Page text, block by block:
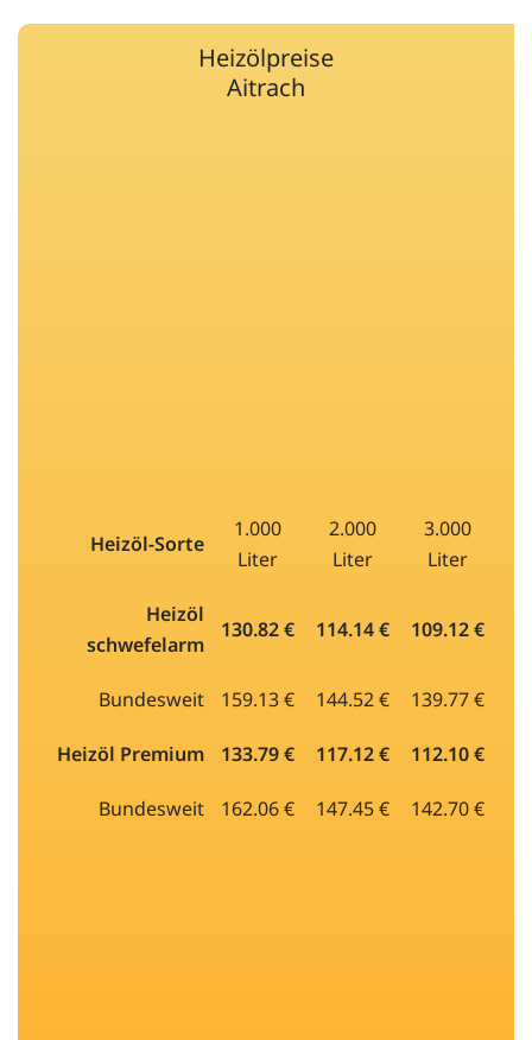
Heizölpreise
Aitrach
Heizöl-Sorte
1.000
Liter
2.000
Liter
3.000
Liter
Heizöl
schwefelarm
130.82 € 114.14 € 109.12 €
Bundesweit 159.13 € 144.52 € 139.77 €
Heizöl Premium 133.79 € 117.12 € 112.10 €
Bundesweit 162.06 € 147.45 € 142.70 €